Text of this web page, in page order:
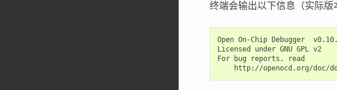
终端会输出以下信息（实际版
Open On-Chip Debugger
Licensed under GNU GPL v2
For bug reports, read